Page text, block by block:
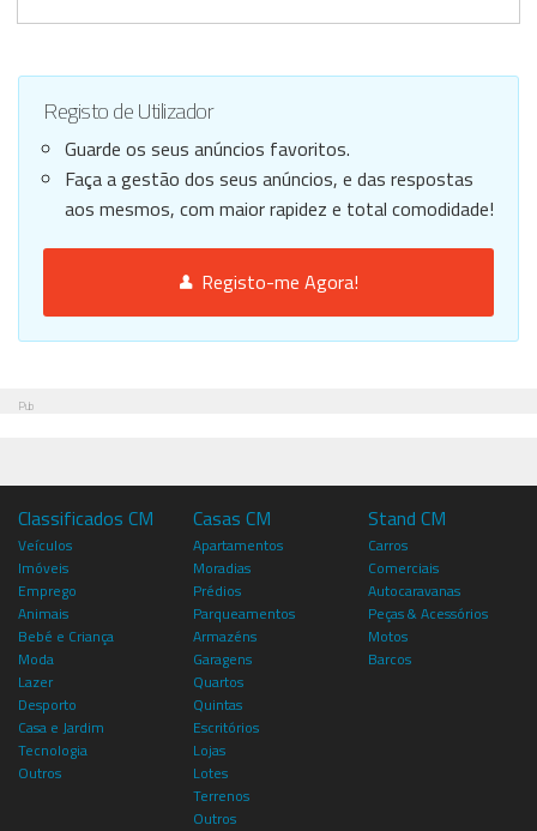
Registo de Utilizador
Guarde os seus anúncios favoritos.
Faça a gestão dos seus anúncios, e das respostas
aos mesmos, com maior rapidez e total comodidade!
Registo-me Agora!
Pub
Classificados CM
Veículos
Imóveis
Emprego
Animais
Bebé e Criança
Moda
Lazer
Desporto
Casa e Jardim
Tecnologia
Outros
Casas CM
Apartamentos
Moradias
Prédios
Parqueamentos
Armazéns
Garagens
Quartos
Quintas
Escritórios
Lojas
Lotes
Terrenos
Outros
Stand CM
Carros
Comerciais
Autocaravanas
Peças & Acessórios
Motos
Barcos